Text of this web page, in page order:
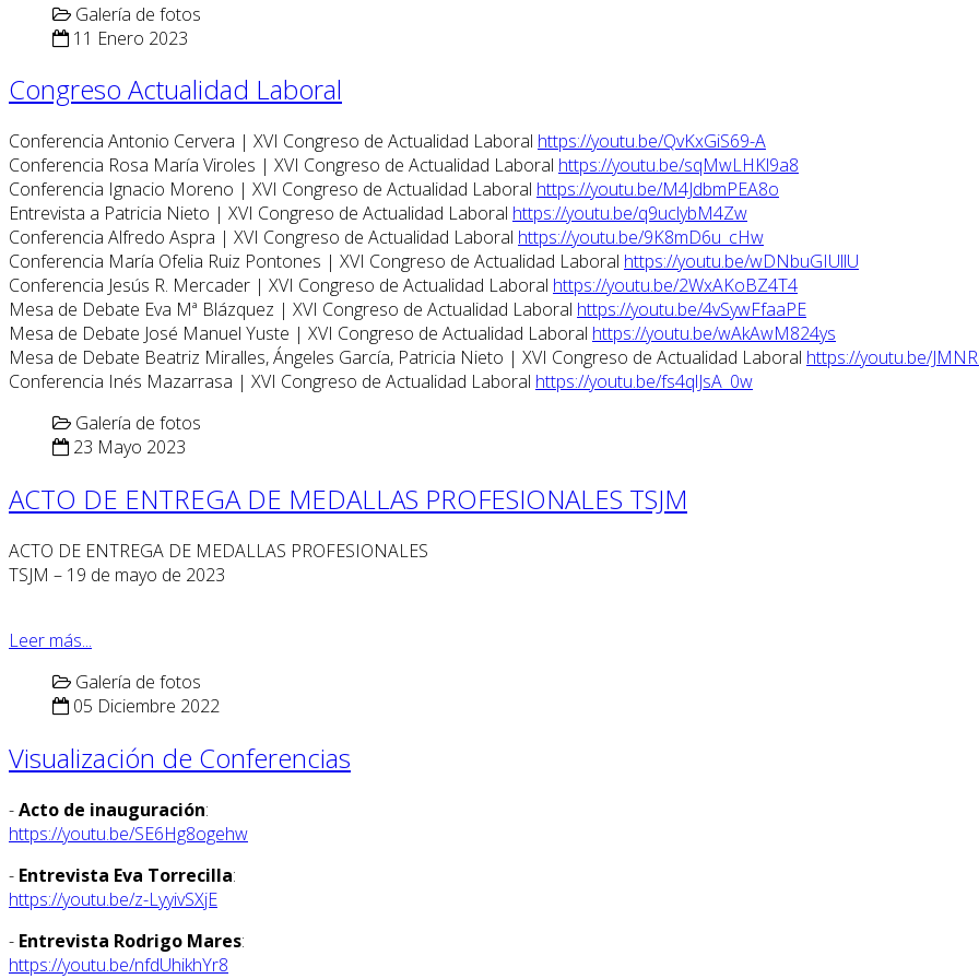
Galería de fotos
11 Enero 2023
Congreso Actualidad Laboral
Conferencia Antonio Cervera | XVI Congreso de Actualidad Laboral https://youtu.be/QvKxGiS69-A
Conferencia Rosa María Viroles | XVI Congreso de Actualidad Laboral https://youtu.be/sqMwLHKl9a8
Conferencia Ignacio Moreno | XVI Congreso de Actualidad Laboral https://youtu.be/M4JdbmPEA8o
Entrevista a Patricia Nieto | XVI Congreso de Actualidad Laboral https://youtu.be/q9uclybM4Zw
Conferencia Alfredo Aspra | XVI Congreso de Actualidad Laboral https://youtu.be/9K8mD6u_cHw
Conferencia María Ofelia Ruiz Pontones | XVI Congreso de Actualidad Laboral https://youtu.be/wDNbuGIUllU
Conferencia Jesús R. Mercader | XVI Congreso de Actualidad Laboral https://youtu.be/2WxAKoBZ4T4
Mesa de Debate Eva Mª Blázquez | XVI Congreso de Actualidad Laboral https://youtu.be/4vSywFfaaPE
Mesa de Debate José Manuel Yuste | XVI Congreso de Actualidad Laboral https://youtu.be/wAkAwM824ys
Mesa de Debate Beatriz Miralles, Ángeles García, Patricia Nieto | XVI Congreso de Actualidad Laboral https://youtu.be/
Conferencia Inés Mazarrasa | XVI Congreso de Actualidad Laboral https://youtu.be/fs4qlJsA_0w
Galería de fotos
23 Mayo 2023
ACTO DE ENTREGA DE MEDALLAS PROFESIONALES TSJM
ACTO DE ENTREGA DE MEDALLAS PROFESIONALES
TSJM – 19 de mayo de 2023
Leer más...
Galería de fotos
05 Diciembre 2022
Visualización de Conferencias
-Acto de inauguración:
https://youtu.be/SE6Hg8ogehw
- Entrevista Eva Torrecilla:
https://youtu.be/z-LyyivSXjE
- Entrevista Rodrigo Mares:
https://youtu.be/nfdUhikhYr8